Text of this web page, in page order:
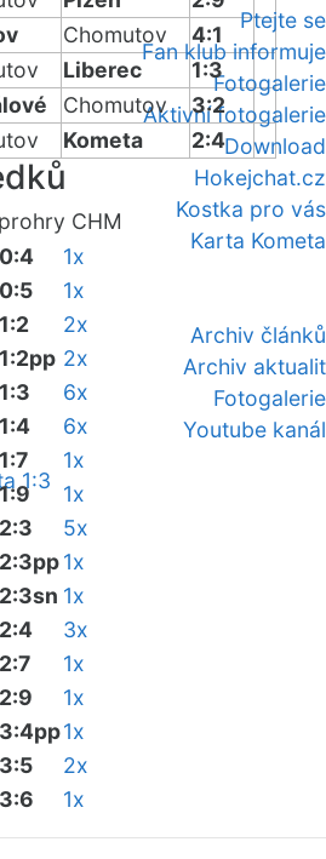
Ptejte se
Fan klub informuje
Fotogalerie
Aktivní fotogalerie
Download
Hokejchat.cz
Kostka pro vás
Karta Kometa
Archiv článků
Archiv aktualit
Fotogalerie
Youtube kanál
1:3
Chomutov
4:1
Liberec
1:3
Chomutov
3:2
Kometa 2:4
prohry CHM
0:4
1x
0:5
1x
1:2
2x
1:2pp 2x
1:3
6x
1:4
6x
1:7
1x
1:9
1x
2:3
5x
2:3pp1x
2:3sn 1x
2:4
3x
2:7
1x
2:9
1x
3:4pp1x
3:5
2x
3:6
1x